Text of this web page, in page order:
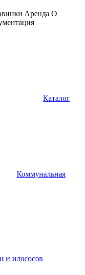
Аренда О
Каталог
Коммунальная
и илососов